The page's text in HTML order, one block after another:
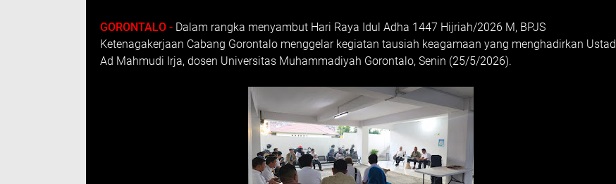
GORONTALO - Dalam rangka menyambut Hari Raya Idul Adha 1447 Hijriah/2026 M, BPJS
Ketenagakerjaan Cabang Gorontalo menggelar kegiatan tausiah keagamaan yang menghadirkan Ustad
Ad Mahmudi Irja, dosen Universitas Muhammadiyah Gorontalo, Senin (25/5/2026).